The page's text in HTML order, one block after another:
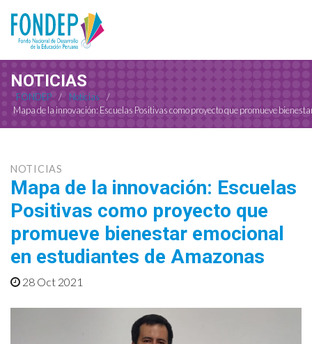
NOTICIAS
FONDEP / Noticias
/
Mapa de la innovación: Escuelas Positivas como proyecto que promueve
NOTICIAS
Mapa de la innovación: Escuelas
Positivas como proyecto que
promueve bienestar emocional
en estudiantes de Amazonas
28 Oct 2021